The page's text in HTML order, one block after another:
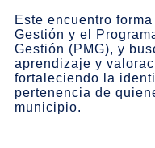
Este encuentro
Gestión y el
Gestión (PMG), y
aprendizaje y
fortaleciendo la
pertenencia de
municipio.